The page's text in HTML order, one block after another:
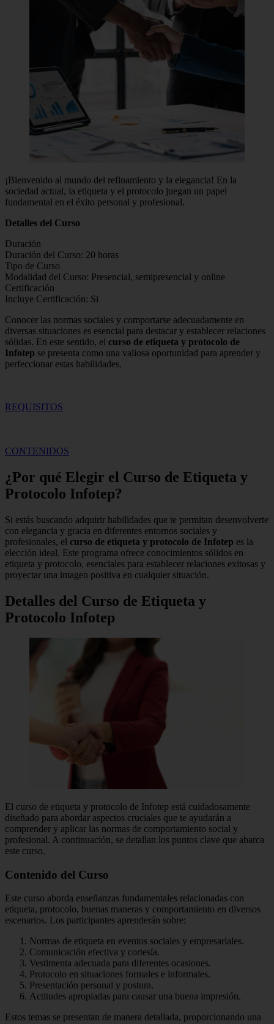
¡Bienvenido al mundo del refinamiento y la elegancia! En la
sociedad actual, la etiqueta y el protocolo juegan un papel
fundamental en el éxito personal y profesional.
Detalles del Curso
Duración
Duración del Curso: 20 horas
Tipo de Curso
Modalidad del Curso: Presencial, semipresencial y online
Certificación
Incluye Certificación: Si
Conocer las normas sociales y comportarse adecuadamente en
diversas situaciones es esencial para destacar y establecer relaciones
sólidas. En este sentido, el curso de etiqueta y protocolo de
Infotep se presenta como una valiosa oportunidad para aprender y
perfeccionar estas habilidades.
REQUISITOS
CONTENIDOS
¿Por qué Elegir el Curso de Etiqueta y
Protocolo Infotep?
Si estás buscando adquirir habilidades que te permitan desenvolverte
con elegancia y gracia en diferentes entornos sociales y
profesionales, el curso de etiqueta y protocolo de Infotep es la
elección ideal. Este programa ofrece conocimientos sólidos en
etiqueta y protocolo, esenciales para establecer relaciones exitosas y
proyectar una imagen positiva en cualquier situación.
Detalles del Curso de Etiqueta y
Protocolo Infotep
El curso de etiqueta y protocolo de Infotep está cuidadosamente
diseñado para abordar aspectos cruciales que te ayudarán a
comprender y aplicar las normas de comportamiento social y
profesional. A continuación, se detallan los puntos clave que abarca
este curso.
Contenido del Curso
Este curso aborda enseñanzas fundamentales relacionadas con
etiqueta, protocolo, buenas maneras y comportamiento en diversos
escenarios. Los participantes aprenderán sobre:
Normas de etiqueta en eventos sociales y empresariales.
Comunicación efectiva y cortesía.
Vestimenta adecuada para diferentes ocasiones.
Protocolo en situaciones formales e informales.
Presentación personal y postura.
Actitudes apropiadas para causar una buena impresión.
Estos temas se presentan de manera detallada, proporcionando una